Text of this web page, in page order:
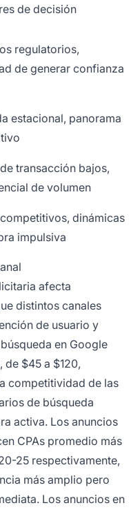
de decisión
regulatorios,
de generar confianza
estacional, panorama
transacción bajos,
de volumen
dinámicas
impulsiva
afecta
distintos canales
de usuario y
en Google
de $45 a $120,
competitividad de las
de búsqueda
activa. Los anuncios
CPAs promedio más
25 respectivamente,
más amplio pero
Los anuncios en